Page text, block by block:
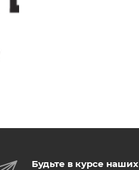
Будьте в курсе наших